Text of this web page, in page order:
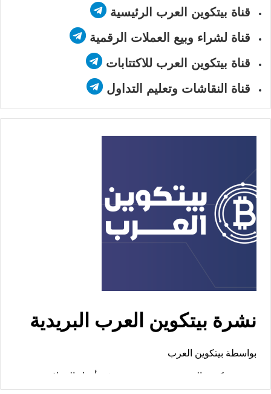
قناة بيتكوين العرب الرئيسية
قناة لشراء وبيع العملات الرقمية
قناة بيتكوين العرب للاكتتابات
قناة النقاشات وتعليم التداول